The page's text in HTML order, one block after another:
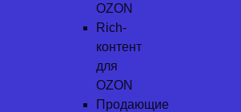
OZON
Rich-
контент
для
OZON
Продающие